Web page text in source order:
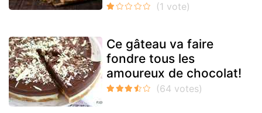
Ce gâteau va faire
fondre tous les
amoureux de chocolat!